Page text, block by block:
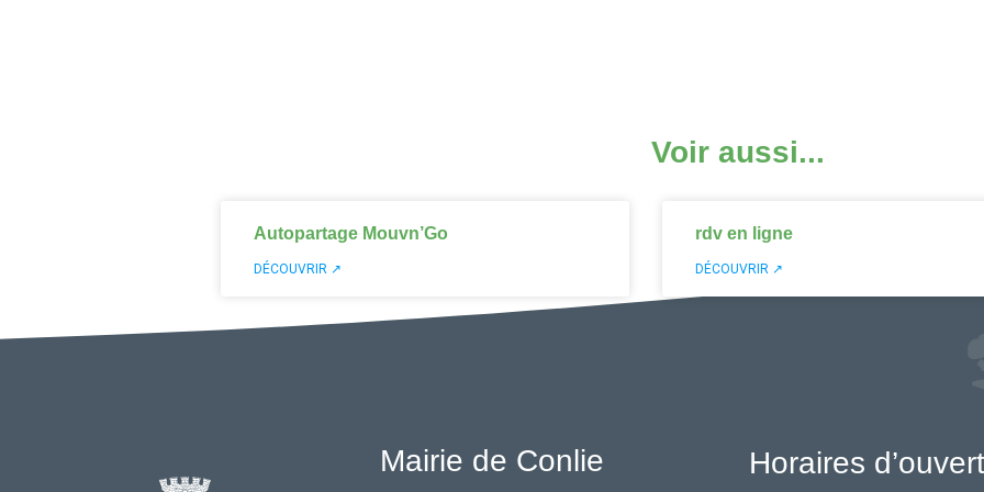
Voir aussi...
Autopartage Mouvn’Go
DÉCOUVRIR ↗
rdv en ligne
DÉCOUVRIR ↗
Mairie de Conlie Horaires